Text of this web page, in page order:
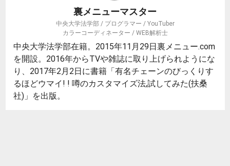
裏メニューマスター
中央大学法学部 / プログラマー / YouTuber
カラーコーディネーター / WEB解析士
中央大学法学部在籍。2015年11月29日裏メニュー.com
を開設。2016年からTVや雑誌に取り上げられようにな
り、2017年2月2日に書籍「有名チェーンのびっくりす
るほどウマイ! ! 噂のカスタマイズ法,試してみた(扶桑
社)」を出版。